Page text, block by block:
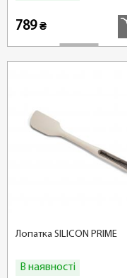
789₴
Лопатка SILICON PRIME
В наявності